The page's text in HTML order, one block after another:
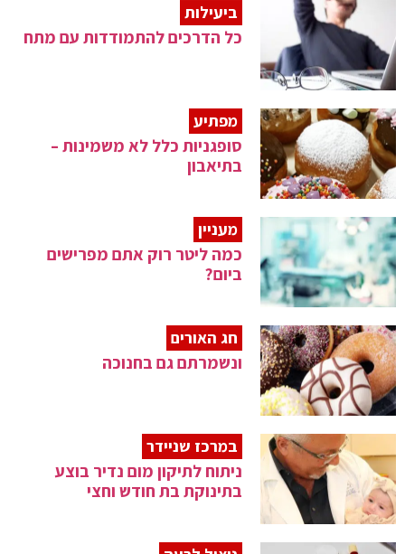
ביעילות
כל הדרכים להתמודדות עם מתח
מפתיע
סופגניות כלל לא משמינות –
בתיאבון
מעניין
כמה ליטר רוק אתם מפרישים
ביום?
חג האורים
ונשמרתם גם בחנוכה
במרכז שניידר
ניתוח לתיקון מום נדיר בוצע
בתינוקת בת חודש וחצי